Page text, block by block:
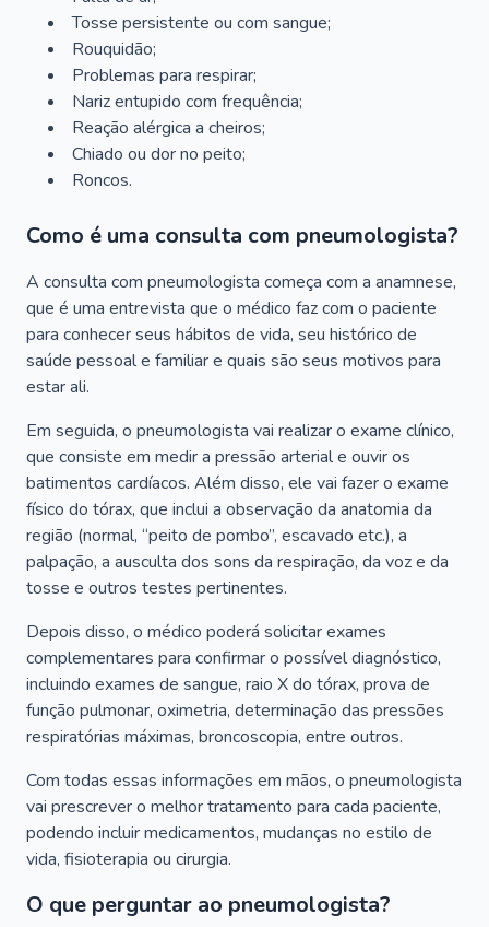
Tosse persistente ou com sangue;
Rouquidão;
Problemas para respirar;
Nariz entupido com frequência;
Reação alérgica a cheiros;
Chiado ou dor no peito;
Roncos.
Como é uma consulta com pneumologista?
A consulta com pneumologista começa com a anamnese,
que é uma entrevista que o médico faz com o paciente
para conhecer seus hábitos de vida, seu histórico de
saúde pessoal e familiar e quais são seus motivos para
estar ali.
Em seguida, o pneumologista vai realizar o exame clínico,
que consiste em medir a pressão arterial e ouvir os
batimentos cardíacos. Além disso, ele vai fazer o exame
físico do tórax, que inclui a observação da anatomia da
região (normal, “peito de pombo”, escavado etc.), a
palpação, a ausculta dos sons da respiração, da voz e da
tosse e outros testes pertinentes.
Depois disso, o médico poderá solicitar exames
complementares para confirmar o possível diagnóstico,
incluindo exames de sangue, raio X do tórax, prova de
função pulmonar, oximetria, determinação das pressões
respiratórias máximas, broncoscopia, entre outros.
Com todas essas informações em mãos, o pneumologista
vai prescrever o melhor tratamento para cada paciente,
podendo incluir medicamentos, mudanças no estilo de
vida, fisioterapia ou cirurgia.
O que perguntar ao pneumologista?